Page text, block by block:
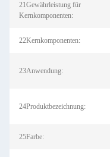
21Gewährleistung für
Kernkomponenten:
22Kernkomponenten:
23Anwendung:
24Produktbezeichnung:
25Farbe: